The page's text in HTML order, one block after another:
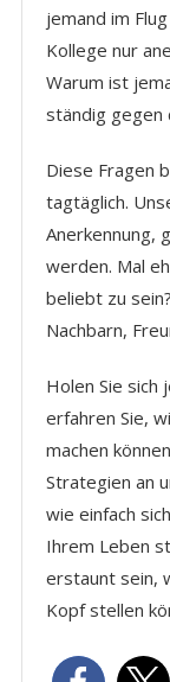
jemand im
Kollege nur
Warum ist
ständig gegen
Diese Fragen
tagtäglich.
Anerkennung,
werden. Mal
beliebt zu
Nachbarn,
Holen Sie
erfahren Sie,
machen
Strategien an
wie einfach
Ihrem Leben
erstaunt sein,
Kopf stellen